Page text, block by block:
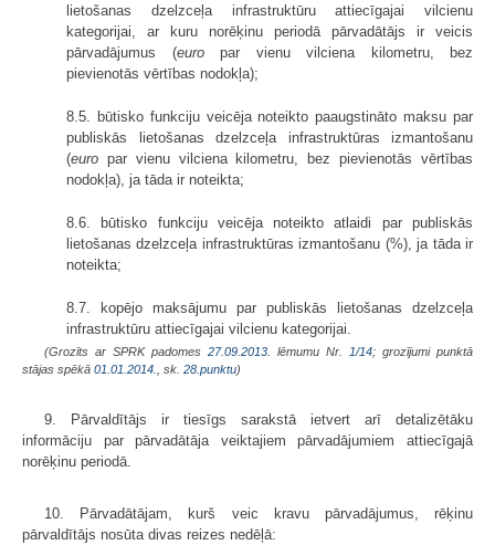
lietošanas dzelzceļa infrastruktūru attiecīgajai vilcienu
kategorijai, ar kuru norēķinu periodā pārvadātājs ir veicis
pārvadājumus (europar vienu vilciena kilometru, bez
pievienotās vērtības nodokļa);
8.5. būtisko funkciju veicēja noteikto paaugstināto maksu par
publiskās lietošanas dzelzceļa infrastruktūras izmantošanu
(euro par vienu vilciena kilometru, bez pievienotās vērtības
nodokļa), ja tāda ir noteikta;
8.6. būtisko funkciju veicēja noteikto atlaidi par publiskās
lietošanas dzelzceļa infrastruktūras izmantošanu (%), ja tāda ir
noteikta;
8.7. kopējo maksājumu par publiskās lietošanas dzelzceļa
infrastruktūru attiecīgajai vilcienu kategorijai.
(Grozīts ar SPRK padomes 27.09.2013. lēmumu Nr. 1/14; grozījumi punktā
stājas spēkā 01.01.2014., sk. 28.punktu)
9. Pārvaldītājs ir tiesīgs sarakstā ietvert arī detalizētāku
informāciju par pārvadātāja veiktajiem pārvadājumiem attiecīgajā
norēķinu periodā.
10. Pārvadātājam, kurš veic kravu pārvadājumus, rēķinu
pārvaldītājs nosūta divas reizes nedēļā: